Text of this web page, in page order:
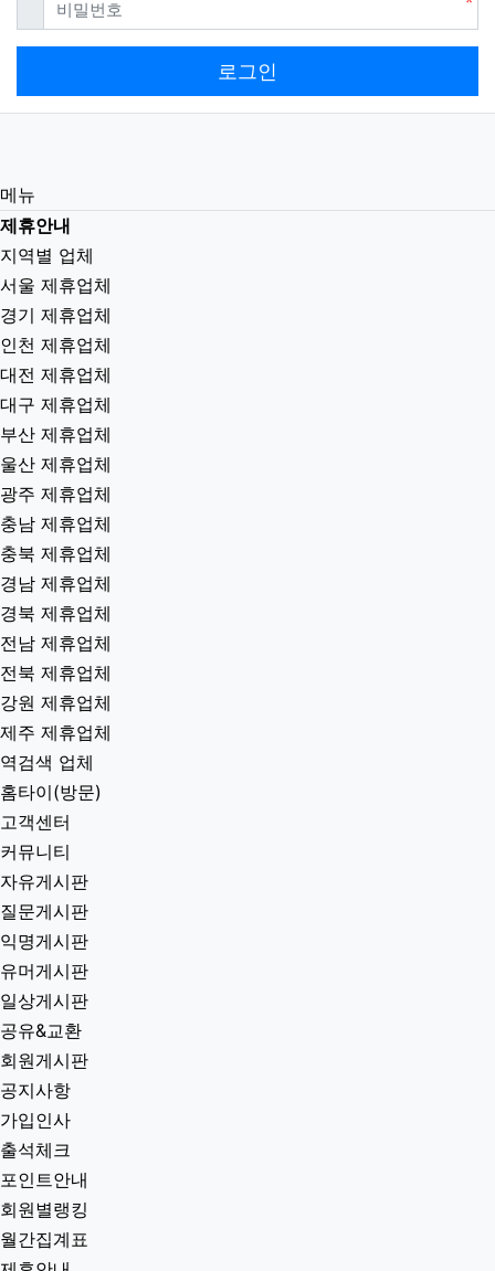
로그인
메뉴
제휴안내
지역별 업체
서울 제휴업체
경기 제휴업체
인천 제휴업체
대전 제휴업체
대구 제휴업체
부산 제휴업체
울산 제휴업체
광주 제휴업체
충남 제휴업체
충북 제휴업체
경남 제휴업체
경북 제휴업체
전남 제휴업체
전북 제휴업체
강원 제휴업체
제주 제휴업체
역검색 업체
홈타이(방문)
고객센터
커뮤니티
자유게시판
질문게시판
익명게시판
유머게시판
일상게시판
공유&교환
회원게시판
공지사항
가입인사
출석체크
포인트안내
회원별랭킹
월간집계표